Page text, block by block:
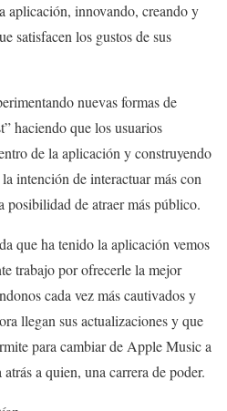
aplicación, innovando, creando y
satisfacen los gustos de sus
nuevas formas de
haciendo que los usuarios
de la aplicación y construyendo
intención de interactuar más con
posibilidad de atraer más público.
que ha tenido la aplicación vemos
trabajo por ofrecerle la mejor
cada vez más cautivados y
llegan sus actualizaciones y que
para cambiar de Apple Music a
a quien, una carrera de poder.